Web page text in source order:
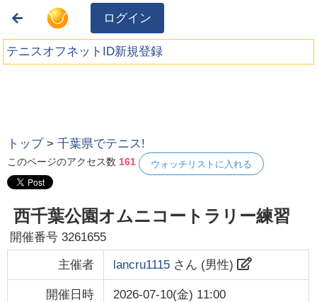
ログイン
テニスオフネットID新規登録
トップ >千葉県でテニス!
このページのアクセス数 161 ウォッチリストに入れる
西千葉公園オムニコートラリー練習
開催番号3261655
主催者 lancru1115さん (男性)
開催日時
2026-07-10(金) 11:00